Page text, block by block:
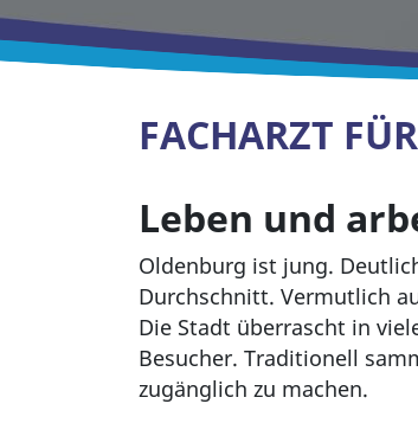
FACHARZT
Leben und
Oldenburg ist jung.
Durchschnitt. Vermutlich
Die Stadt überrascht in
Besucher. Traditionell
zugänglich zu machen.